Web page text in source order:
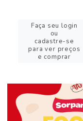
Faça seu login
ou
cadastre-se
para ver preços
e comprar